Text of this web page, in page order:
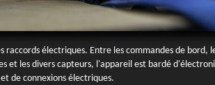
raccords électriques. Entre les commandes de bord,
et les divers capteurs, l'appareil est bardé
et de connexions électriques.